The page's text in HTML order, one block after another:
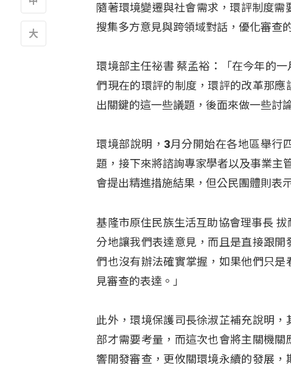
隨著環境變遷與社會需求，環評制度需
搜集多方意見與跨領域對話，優化審查
環境部主任祕書 蔡孟裕：「在今年的
們現在的環評的制度，環評的改革那應
出關鍵的這一些議題，後面來做一些討論
環境部說明，3月分開始在各地區舉行
題，接下來將諮詢專家學者以及事業主
會提出精進措施結果，但公民團體則表
基隆市原住民族生活互助協會理事長
分地讓我們表達意見，而且是直接跟
們也沒有辦法確實掌握，如果他們只
見審查的表達。」
此外，環境保護司長徐淑芷補充說明
部才需要考量，而這次也會將主關機
響開發審查，更攸關環境永續的發展